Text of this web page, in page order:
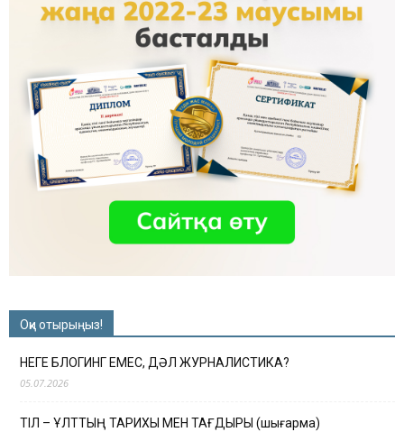
Оқи отырыңыз!
НЕГЕ БЛОГИНГ ЕМЕС, ДӘЛ ЖУРНАЛИСТИКА?
05.07.2026
ТІЛ – ҰЛТТЫҢ ТАРИХЫ МЕН ТАҒДЫРЫ (шығарма)